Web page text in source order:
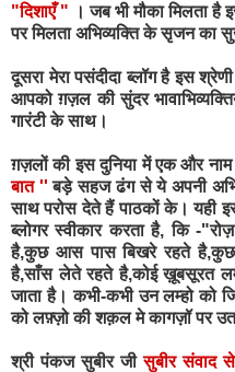
"दिशाएँ "
। जब भी मौका मिलता है
पर मिलता अभिव्यक्ति के सृजन का
दूसरा मेरा पसंदीदा ब्लॉग है इस
आपको ग़ज़ल की सुंदर
गारंटी के साथ।
ग़ज़लों की इस दुनिया में एक और नाम
बात '' बड़े सहज ढंग से ये अपनी
साथ परोस देते हैं पाठकों के। यही
ब्लोगर स्वीकार करता है, कि -
है,कुछ आस पास बिखरे रहते है,कुछ
है,साँस लेते रहते है,कोई ख़ूबसूरत
जाता है। कभी-कभी उन लम्हो को
को लफ़्ज़ो की शक़ल मे कागज़ॉ पर
श्री पंकज सुबीर जी सुबीर संवाद